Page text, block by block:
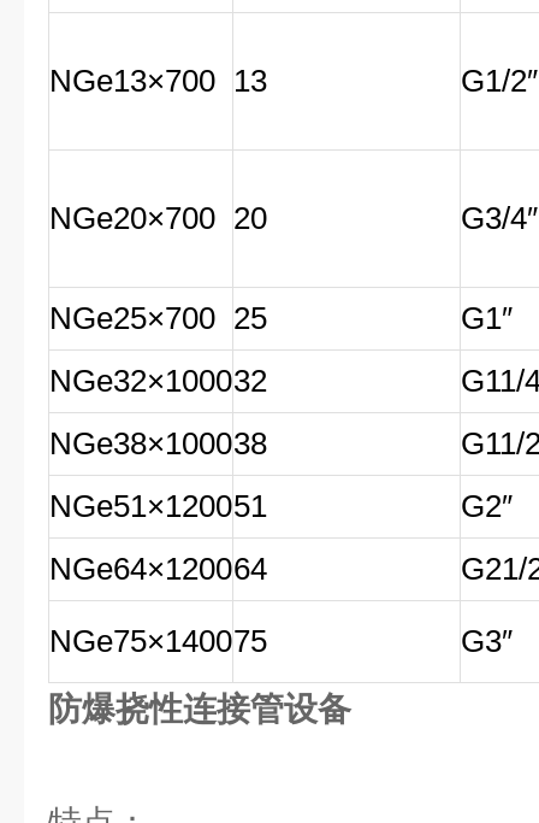
NGe13×700 13 G1/2″
NGe20×700 20 G3/4″
NGe25×700 25
G1″
NGe32×100032
G11/
NGe38×100038
G11/
NGe51×120051
G2″
NGe64×120064
G21/
NGe75×140075 G3″
防爆挠性连接管设备